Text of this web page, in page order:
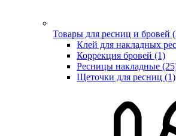
Товары для ресниц и бровей
Клей для накладных
Коррекция бровей (1)
Ресницы накладные
Щеточки для ресниц (1)